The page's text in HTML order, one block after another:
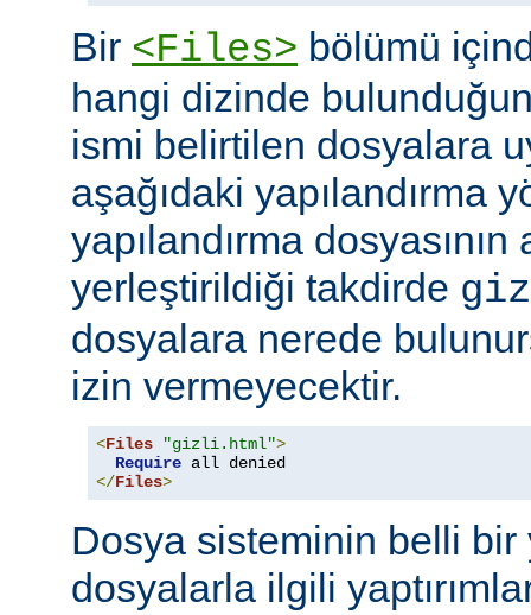
Bir <Files> bölümü
hangi dizinde
ismi belirtilen dosyalara
aşağıdaki yapılandırma
yapılandırma
yerleştirildiği takdirde
dosyalara nerede
izin vermeyecektir.
<Files "gizli.html">
Require
</Files>
Dosya sisteminin belli
dosyalarla ilgili